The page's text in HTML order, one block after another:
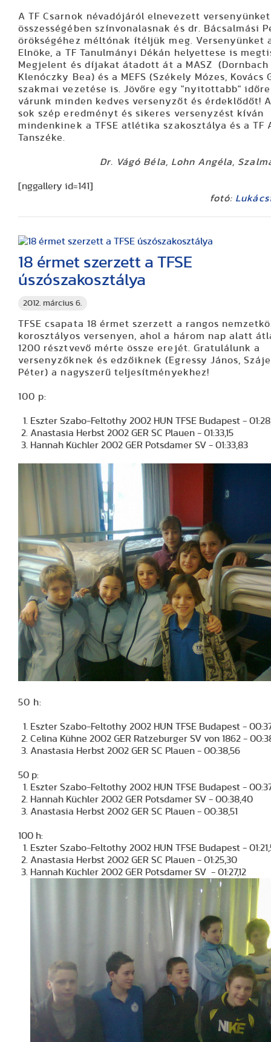
A TF Csarnok névadójáról elnevezett versenyünket
összességében színvonalasnak és dr. Bácsalmási
örökségéhez méltónak ítéljük meg. Versenyünket
Elnöke, a TF Tanulmányi Dékán helyettese is
Megjelent és díjakat átadott át a MASZ (Dornbach
Klenóczky Bea) és a MEFS (Székely Mózes, Kovács
szakmai vezetése is. Jövőre egy "nyitottabb"
várunk minden kedves versenyzőt és érdeklődőt!
sok szép eredményt és sikeres versenyzést kíván
mindenkinek a TFSE atlétika szakosztálya és a TF
Tanszéke.
Dr. Vágó Béla, Lohn Angéla,
[nggallery id=141]
fotó:
2012. március 6.
18 érmet szerzett a TFSE
úszószakosztálya
TFSE csapata 18 érmet szerzett a rangos
korosztályos versenyen, ahol a három nap alatt
1200 résztvevő mérte össze erejét. Gratulálunk a
versenyzőknek és edzőiknek (Egressy János,
Péter) a nagyszerű teljesítményekhez!
100 p:
Eszter Szabo-Feltothy 2002 HUN TFSE Budapest -
Anastasia Herbst 2002 GER SC Plauen - 01:33,15
Hannah Küchler 2002 GER Potsdamer SV - 01:33,83
50 h:
Eszter Szabo-Feltothy 2002 HUN TFSE Budapest -
Celina Kühne 2002 GER Ratzeburger SV von 1862 -
Anastasia Herbst 2002 GER SC Plauen - 00:38,56
50 p:
Eszter Szabo-Feltothy 2002 HUN TFSE Budapest -
Hannah Küchler 2002 GER Potsdamer SV - 00:38,40
Anastasia Herbst 2002 GER SC Plauen - 00:38,51
100 h:
Eszter Szabo-Feltothy 2002 HUN TFSE Budapest -
Anastasia Herbst 2002 GER SC Plauen - 01:25,30
Hannah Küchler 2002 GER Potsdamer SV - 01:27,12